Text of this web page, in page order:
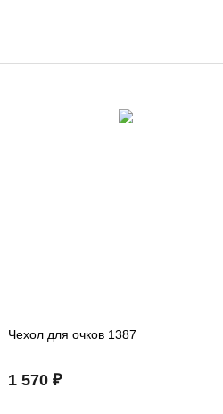
Чехол для очков 1387
1 570 ₽